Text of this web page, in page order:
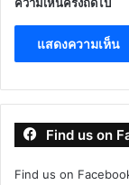
Find us on
Find us on